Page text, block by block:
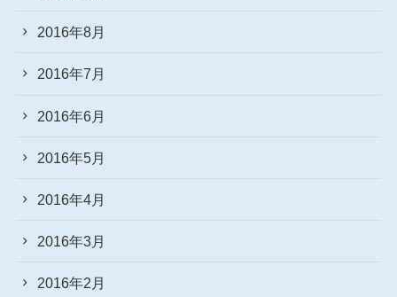
2016年8月
2016年7月
2016年6月
2016年5月
2016年4月
2016年3月
2016年2月